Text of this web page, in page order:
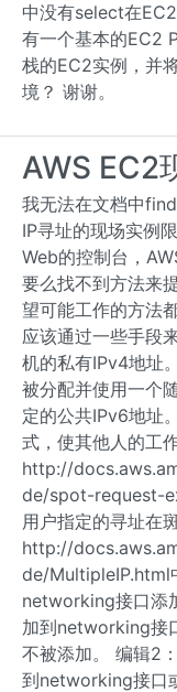
中没有select在
有一个基本的EC2
栈的EC2实例，并
境？ 谢谢。
AWS EC2
我无法在文档中
IP寻址的现场实例
Web的控制台，
要么找不到方法来
望可能工作的方法
应该通过一些手段
机的私有IPv4地址
被分配并使用一个
定的公共IPv6地址
式，使其他人的工作
http://
de/spot-request-
用户指定的寻址在
http://
de/MultipleIP.html
networking接口添
加到networking接
不被添加。 编辑2
到networking接口